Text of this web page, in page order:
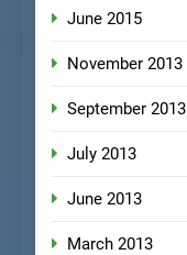
June 2015
November 2013
September 2013
July 2013
June 2013
March 2013